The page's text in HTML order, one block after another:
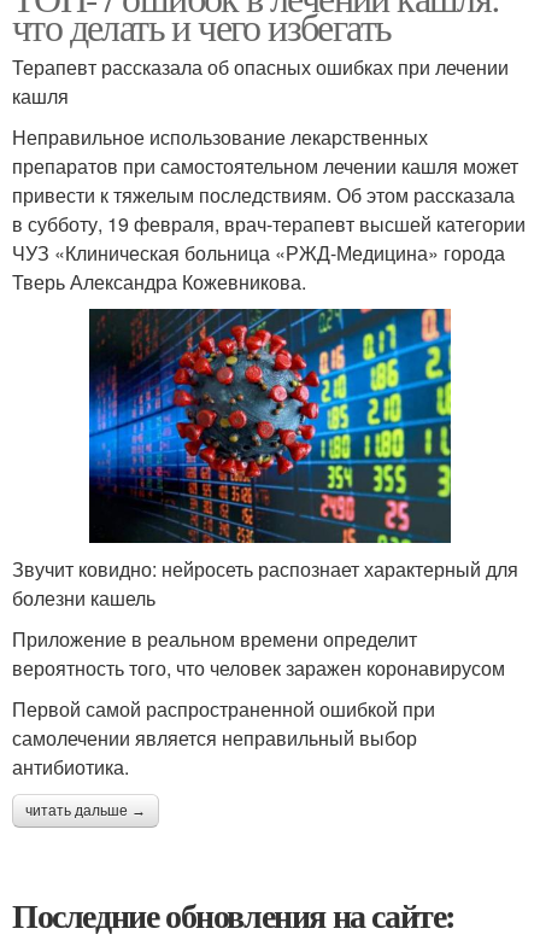
что делать и чего избегать
Терапевт рассказала об опасных ошибках при лечении
кашля
Неправильное использование лекарственных
препаратов при самостоятельном лечении кашля может
привести к тяжелым последствиям. Об этом рассказала
в субботу, 19 февраля, врач-терапевт высшей категории
ЧУЗ «Клиническая больница «РЖД-Медицина» города
Тверь Александра Кожевникова.
Звучит ковидно: нейросеть распознает характерный для
болезни кашель
Приложение в реальном времени определит
вероятность того, что человек заражен коронавирусом
Первой самой распространенной ошибкой при
самолечении является неправильный выбор
антибиотика.
читать дальше →
Последние обновления на сайте: